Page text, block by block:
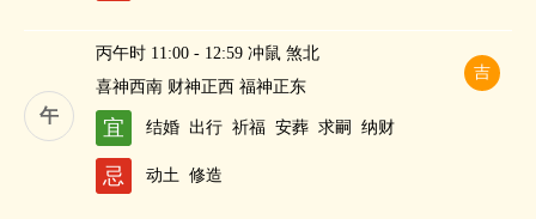
午
吉
丙午时 11:00 - 12:59 冲鼠 煞北
喜神西南 财神正西 福神正东
宜 结婚 出行 祈福 安葬 求嗣 纳财
忌 动土 修造